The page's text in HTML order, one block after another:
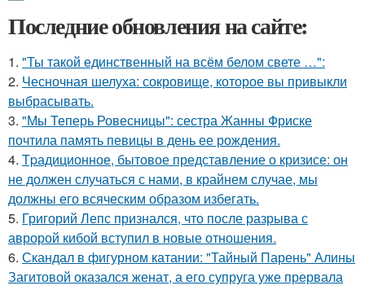
Последние обновления на сайте:
1. "Ты такой единственный на всём белом свете …":
2. Чесночная шелуха: сокровище, которое вы привыкли
выбрасывать.
3. "Мы Теперь Ровесницы": сестра Жанны Фриске
почтила память певицы в день ее рождения.
4. Tpадиционное, бытовое представление о кризисе: он
не должен случаться с нами, в крайнем случае, мы
должны его всяческим образом избегать.
5. Григорий Лепс признался, что после разрыва с
авророй кибой вступил в новые отношения.
6. Скандал в фигурном катании: "Тайный Парень" Алины
Загитовой оказался женат, а его супруга уже прервала